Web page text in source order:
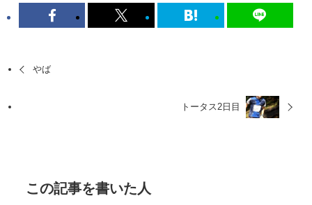
やば
トータス2日目
この記事を書いた人